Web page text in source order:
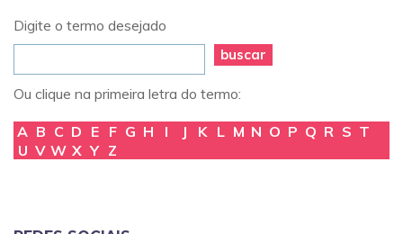
Digite o termo desejado
buscar
Ou clique na primeira letra do termo:
A B C D E F G H I J K L M N O P Q R S T
U V W X Y Z